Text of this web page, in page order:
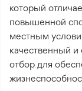
который
повышенной
местным
качественный
отбор для